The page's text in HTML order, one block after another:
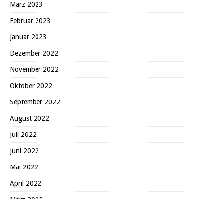
März 2023
Februar 2023
Januar 2023
Dezember 2022
November 2022
Oktober 2022
September 2022
August 2022
Juli 2022
Juni 2022
Mai 2022
April 2022